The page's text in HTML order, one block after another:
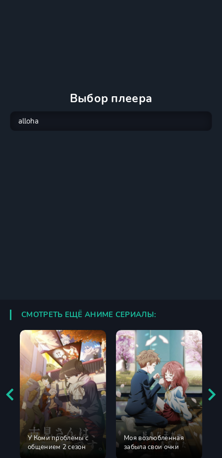
Выбор плеера
СМОТРЕТЬ ЕЩЁ АНИМЕ СЕРИАЛЫ:
У Коми проблемы с
общением 2 сезон
Моя возлюбленная
забыла свои очки